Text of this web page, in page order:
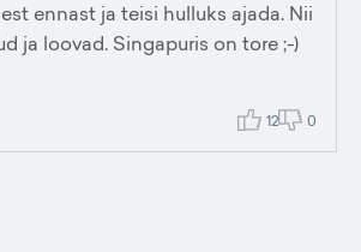
ennast ja teisi hulluks ajada. Nii
ja loovad. Singapuris on tore ;-)
12 0